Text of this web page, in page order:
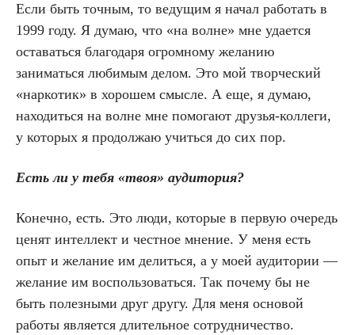
Если быть точным, то ведущим я начал работать в
1999 году. Я думаю, что «на волне» мне удается
оставаться благодаря огромному желанию
заниматься любимым делом. Это мой творческий
«наркотик» в хорошем смысле. А еще, я думаю,
находиться на волне мне помогают друзья-коллеги,
у которых я продолжаю учиться до сих пор.
Есть ли у тебя «твоя» аудитория?
Конечно, есть. Это люди, которые в первую очередь
ценят интеллект и честное мнение. У меня есть
опыт и желание им делиться, а у моей аудитории —
желание им воспользоваться. Так почему бы не
быть полезными друг другу. Для меня основой
работы является длительное сотрудничество.